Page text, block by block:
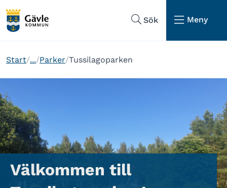
Sök
Meny
Start ... Parker Tussilagoparken
Välkommen till